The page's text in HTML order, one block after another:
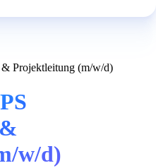
& Projektleitung (m/w/d)
w/d)